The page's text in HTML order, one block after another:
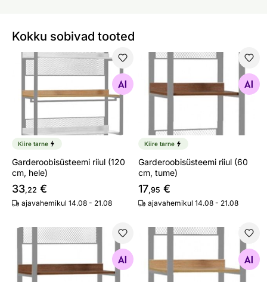
Kokku sobivad tooted
Garderoobisüsteemi riiul (120 cm, hele)
Kiire tarne
Garderoobisüsteemi riiul (120
cm, hele)
33,22 €
ajavahemikul 14.08 - 21.08
Garderoobisüsteemi riiul
Otsi sarnaseid
Kiire tarne
Garderoobisüsteemi riiul (60
cm, tume)
17,95 €
ajavahemikul 14.08 - 21.08
Garderoobisüsteemi riiul (80 cm, tume)Garderoobisüsteemi riiul
Otsi sarnaseid